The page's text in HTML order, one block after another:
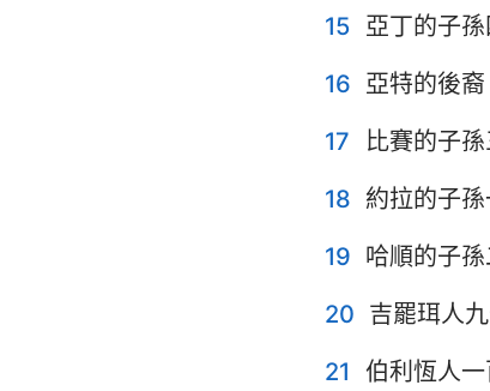
哈該書
瑪拉基書
15 亞丁的子孫
16 亞特的後
17
比賽的子
18 約拉的子孫
19 哈順的子孫
20 吉罷珥人
21
伯利恆人一